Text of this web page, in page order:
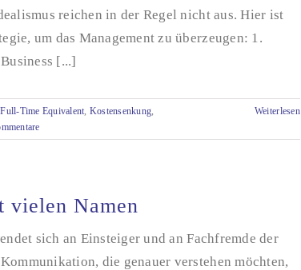
reichen in der Regel nicht aus. Hier ist
um das Management zu überzeugen: 1.
[...]
Full-Time Equivalent, Kostensenkung,
Weiterlesen
vielen Namen
sich an Einsteiger und an Fachfremde der
die genauer verstehen möchten,